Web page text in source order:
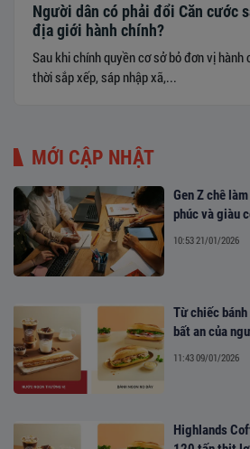
Người dân có phải đổi Căn cước
địa giới hành chính?
Sau khi chính quyền cơ sở bỏ đơn vị hành
thời sắp xếp, sáp nhập xã,...
MỚI CẬP NHẬT
Gen Z chê
phúc và giàu
10:53 21/01/2026
Từ chiếc
bất an của
11:43 09/01/2026
Highlands